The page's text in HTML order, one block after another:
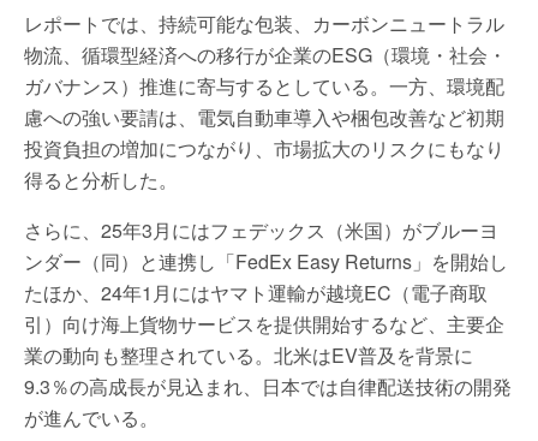
レポートでは、持続可能な包装、カーボンニュートラル
物流、循環型経済への移行が企業のESG（環境・社会・
ガバナンス）推進に寄与するとしている。一方、環境配
慮への強い要請は、電気自動車導入や梱包改善など初期
投資負担の増加につながり、市場拡大のリスクにもなり
得ると分析した。
さらに、25年3月にはフェデックス（米国）がブルーヨ
ンダー（同）と連携し「FedEx Easy Returns」を開始し
たほか、24年1月にはヤマト運輸が越境EC（電子商取
引）向け海上貨物サービスを提供開始するなど、主要企
業の動向も整理されている。北米はEV普及を背景に
9.3％の高成長が見込まれ、日本では自律配送技術の開発
が進んでいる。